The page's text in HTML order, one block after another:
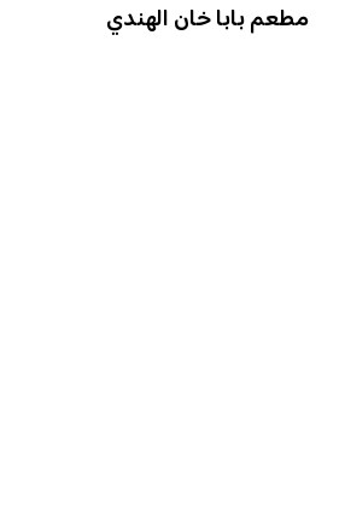
مطعم بابا خان الهندي